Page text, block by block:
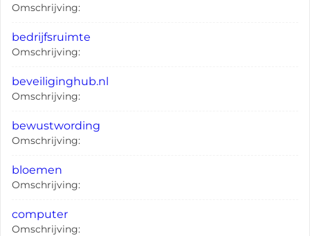
Omschrijving:
bedrijfsruimte
Omschrijving:
beveiliginghub.nl
Omschrijving:
bewustwording
Omschrijving:
bloemen
Omschrijving:
computer
Omschrijving: